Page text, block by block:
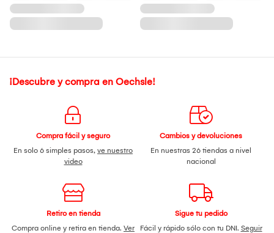
¡Descubre y compra en Oechsle!
Compra fácil y seguro
En solo 6 simples pasos, ve nuestro
video
Cambios y devoluciones
En nuestras 26 tiendas a nivel
nacional
Retiro en tienda
Compra online y retira en tienda. Ver
Sigue tu pedido
Fácil y rápido sólo con tu DNI. Seguir